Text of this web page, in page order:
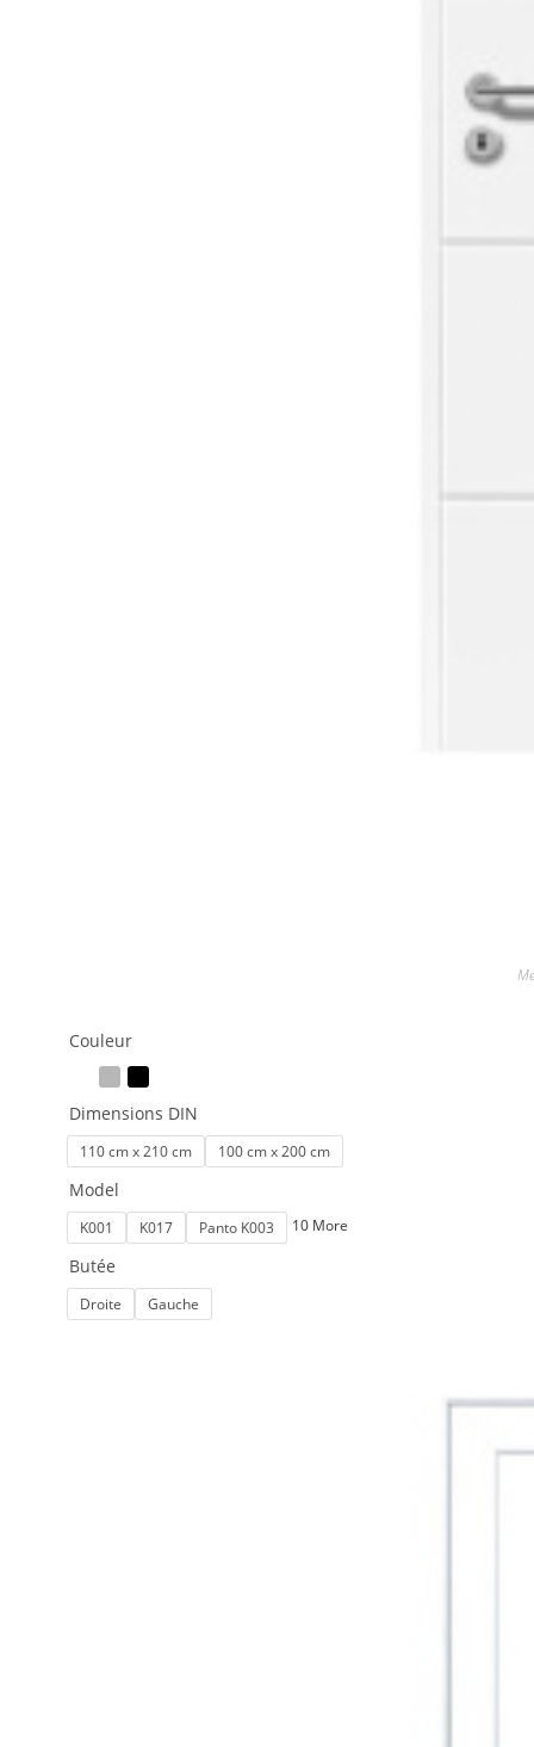
Couleur
Dimensions DIN
110 cm x 210 cm 100 cm x 200 cm
Model
K001 K017 Panto K003 10 More
Butée
Droite Gauche